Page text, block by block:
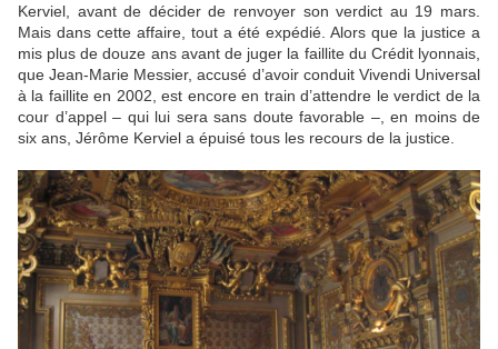
Kerviel, avant de décider de renvoyer son verdict au 19 mars.
Mais dans cette affaire, tout a été expédié. Alors que la justice a
mis plus de douze ans avant de juger la faillite du Crédit lyonnais,
que Jean-Marie Messier, accusé d’avoir conduit Vivendi Universal
à la faillite en 2002, est encore en train d’attendre le verdict de la
cour d’appel – qui lui sera sans doute favorable –, en moins de
six ans, Jérôme Kerviel a épuisé tous les recours de la justice.